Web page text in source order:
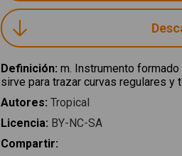
Definición: m. Instrumento
sirve para trazar curvas regulares y
Autores: Tropical
Licencia: BY-NC-SA
Compartir: